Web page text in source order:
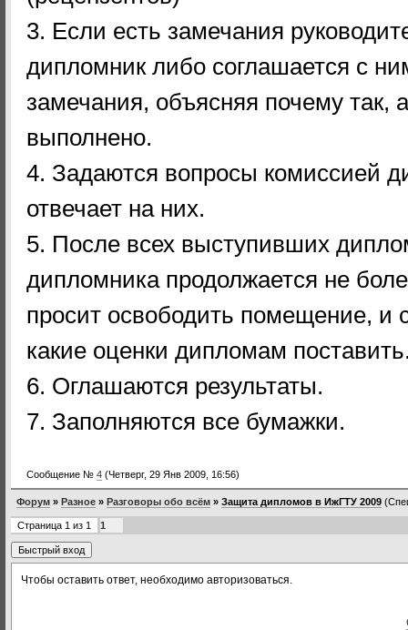
3. Если есть замечания
дипломник либо соглашается с
замечания, объясняя почему так,
выполнено.
4. Задаются вопросы комиссией
отвечает на них.
5. После всех выступивших
дипломника продолжается не
просит освободить помещение, и
какие оценки дипломам
6. Оглашаются результаты.
7. Заполняются все бумажки.
Сообщение № 4 (Четверг, 29 Янв 2009, 16:56)
Форум » Разное » Разговоры обо всём » Защита дипломов в ИжГТУ 2009
Страница 1 из 1 1
Чтобы оставить ответ, необходимо авторизоваться.